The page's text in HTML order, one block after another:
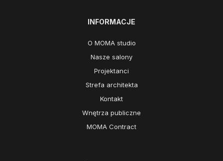
INFORMACJE
O MOMA studio
Nasze salony
Projektanci
Strefa architekta
Kontakt
Wnętrza publiczne
MOMA Contract